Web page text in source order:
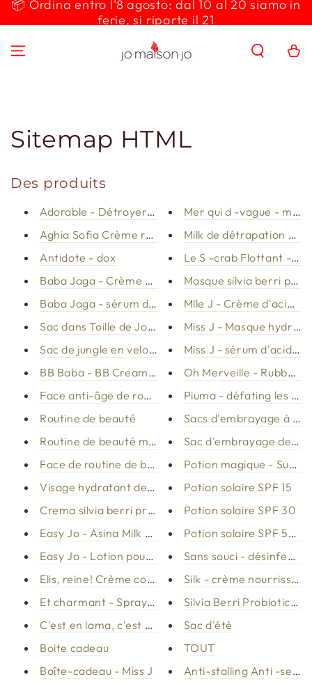
IGNORER LE
📦 Ordina entro l'8 agosto: dal 10 al 20 siamo in
ferie, si riparte il 21
Panier
Sitemap HTML
Des produits
Adorable - Détroyer du lait
Aghia Sofia Crème rampant Crème
Antidote - dox
Baba Jaga - Crème de bava d'escargots
Baba Jaga - sérum de bava d'escargots
Sac dans Toille de Jouy
Sac de jungle en velours
BB Baba - BB Cream Snail Bava
Face anti-âge de routine de beauté
Routine de beauté
Routine de beauté mélange mixte facial
Face de routine de beauté - Day City Life
Visage hydratant de la routine de beauté
Crema silvia berri probiotiques
Easy Jo - Asina Milk Bathroom
Easy Jo - Lotion pour le corps avec du lait d'âne
Elis, reine! Crème corporelle nourrissante
Et charmant - Spray tonic
C'est en lama, c'est en Lama - Red Mud
Boite cadeau
Boîte-cadeau - Miss J
Mer qui d -vague -
Milk de détrapation
Le S -crab Flottant -
Masque silvia berri
Mlle J - Crème d'acide
Miss J - Masque
Miss J - sérum d'acide
Oh Merveille - Rubber
Piuma - défating les
Sacs d'embrayage à
Sac d'embrayage de la
Potion magique -
Potion solaire SPF 15
Potion solaire SPF 30
Potion solaire SPF 50+
Sans souci -
Silk - crème
Silvia Berri Probiotics
Sac d'été
TOUT
Anti-stalling Anti -